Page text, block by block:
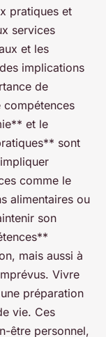
pratiques et
services
et les
implications
de
et le
sont
comme le
alimentaires ou
son
mais aussi à
Vivre
préparation
vie. Ces
être personnel,